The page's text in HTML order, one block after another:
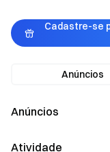
Cadastre-se
Anúncios
Anúncios
Atividade